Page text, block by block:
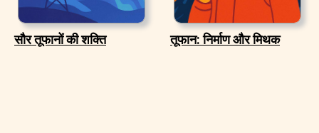
सौर तूफानों की शक्ति तूफान: निर्माण और मिथक